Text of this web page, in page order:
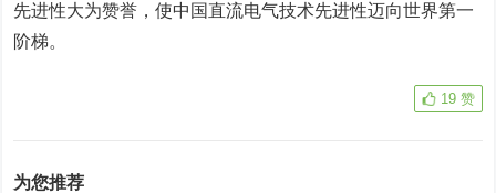
先进性大为赞誉，使中国直流电气技术先进性迈向世界第一
阶梯。
19 赞
为您推荐